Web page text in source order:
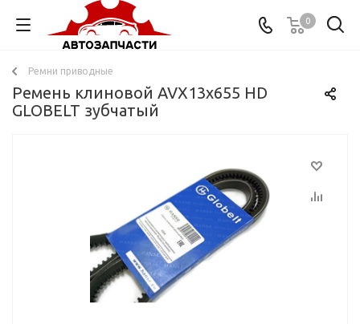
0
Ремни приводные
Ремень клиновой AVX13x655 HD
GLOBELT зубчатый